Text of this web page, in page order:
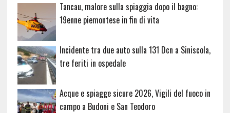
Tancau, malore sulla spiaggia dopo il bagno:
19enne piemontese in fin di vita
Incidente tra due auto sulla 131 Dcn a Siniscola,
tre feriti in ospedale
Acque e spiagge sicure 2026, Vigili del fuoco in
campo a Budoni e San Teodoro